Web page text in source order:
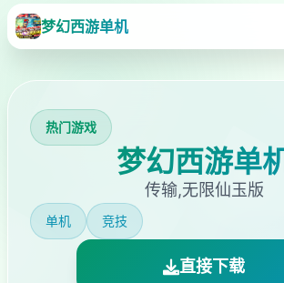
梦幻西游单机
热门游戏
梦幻西游单
传输,无限仙玉版
单机 竞技
直接下载